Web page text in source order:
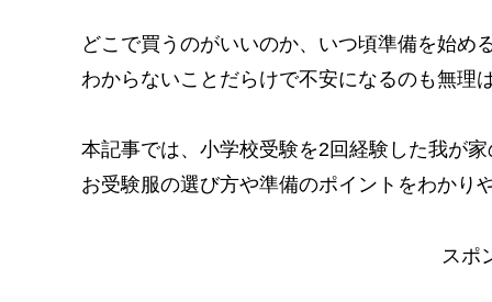
どこで買うのがいいのか、いつ頃準備を始め
わからないことだらけで不安になるのも無理
本記事では、小学校受験を2回経験した我が
お受験服の選び方や準備のポイントをわかり
スポ